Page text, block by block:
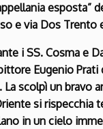
e via Dos Trento
i SS. Cosma e
Eugenio Prati
La scolpì un
si
in un cielo